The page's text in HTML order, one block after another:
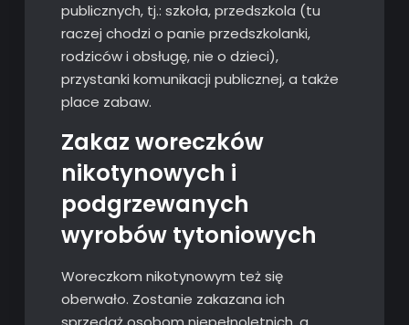
publicznych, tj.: szkoła, przedszkola (tu
raczej chodzi o panie przedszkolanki,
rodziców i obsługę, nie o dzieci),
przystanki komunikacji publicznej, a także
place zabaw.
Zakaz woreczków
nikotynowych i
podgrzewanych
wyrobów tytoniowych
Woreczkom nikotynowym też się
oberwało. Zostanie zakazana ich